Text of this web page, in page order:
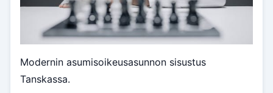
Modernin asumisoikeusasunnon sisustus
Tanskassa.